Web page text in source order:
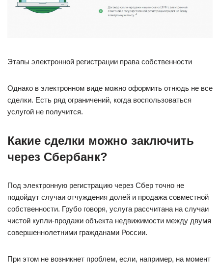
Этапы электронной регистрации права собственности
Однако в электронном виде можно оформить отнюдь не все
сделки. Есть ряд ограничений, когда воспользоваться
услугой не получится.
Какие сделки можно заключить
через Сбербанк?
Под электронную регистрацию через Сбер точно не
подойдут случаи отчуждения долей и продажа совместной
собственности. Грубо говоря, услуга рассчитана на случаи
чистой купли-продажи объекта недвижимости между двумя
совершеннолетними гражданами России.
При этом не возникнет проблем, если, например, на момент